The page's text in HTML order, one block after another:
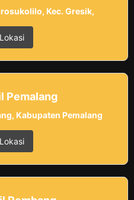
Kec. Gresik,
Pemalang
Kabupaten Pemalang